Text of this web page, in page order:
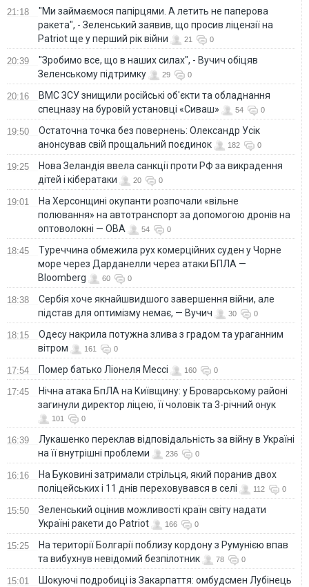
21:18
"Ми займаємося папірцями. А летить не паперова
ракета", - Зеленський заявив, що просив ліцензії на
Patriot ще у перший рік війни
21 0
20:39
"Зробимо все, що в наших силах", - Вучич обіцяв
Зеленському підтримку
29 0
20:16
ВМС ЗСУ знищили російські об'єкти та обладнання
спецназу на буровій установці «Сиваш»
54 0
19:50
Остаточна точка без повернень: Олександр Усік
анонсував свій прощальний поєдинок
182 0
19:25
Нова Зеландія ввела санкції проти РФ за викрадення
дітей і кібератаки
20 0
19:01
На Херсонщині окупанти розпочали «вільне
полювання» на автотранспорт за допомогою дронів на
оптоволокні — ОВА
54 0
18:45
Туреччина обмежила рух комерційних суден у Чорне
море через Дарданелли через атаки БПЛА —
Bloomberg
60 0
18:38
Сербія хоче якнайшвидшого завершення війни, але
підстав для оптимізму немає, — Вучич
30 0
18:15
Одесу накрила потужна злива з градом та ураганним
вітром
161 0
17:54 Помер батько Ліонеля Мессі 160 0
17:45
Нічна атака БпЛА на Київщину: у Броварському районі
загинули директор ліцею, її чоловік та 3-річний онук
101 0
16:39
Лукашенко переклав відповідальність за війну в Україні
на її внутрішні проблеми
236 0
16:16
На Буковині затримали стрільця, який поранив двох
поліцейських і 11 днів переховувався в селі
112 0
15:50
Зеленський оцінив можливості країн світу надати
Україні ракети до Patriot
166 0
15:25
На території Болгарії поблизу кордону з Румунією впав
та вибухнув невідомий безпілотник
78 0
15:01
Шокуючі подробиці із Закарпаття: омбудсмен Лубінець